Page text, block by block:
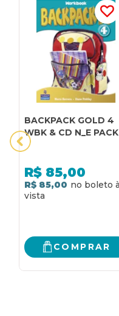
BACKPACK GOLD 4
WBK & CD N_E PACK
R$ 85,00
R$ 85,00
COMPRAR